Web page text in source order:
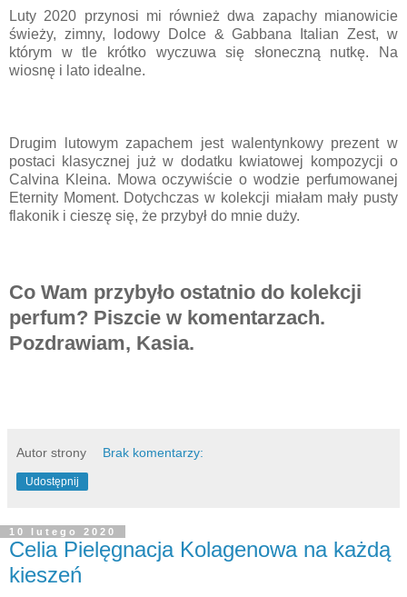
Luty 2020 przynosi mi również dwa zapachy mianowicie
świeży, zimny, lodowy Dolce & Gabbana Italian Zest, w
którym w tle krótko wyczuwa się słoneczną nutkę. Na
wiosnę i lato idealne.
Drugim lutowym zapachem jest walentynkowy prezent w
postaci klasycznej już w dodatku kwiatowej kompozycji o
Calvina Kleina. Mowa oczywiście o wodzie perfumowanej
Eternity Moment. Dotychczas w kolekcji miałam mały pusty
flakonik i cieszę się, że przybył do mnie duży.
Co Wam przybyło ostatnio do kolekcji
perfum? Piszcie w komentarzach.
Pozdrawiam, Kasia.
Autor strony Brak komentarzy:
Udostępnij
10 lutego 2020
Celia Pielęgnacja Kolagenowa na każdą
kieszeń